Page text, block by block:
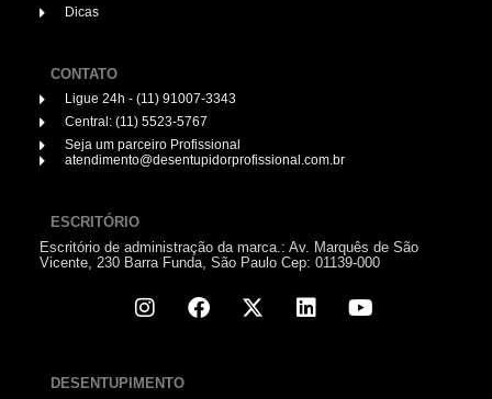
Dicas
CONTATO
Ligue 24h - (11) 91007-3343
Central: (11) 5523-5767
Seja um parceiro Profissional
atendimento@desentupidorprofissional.com.br
ESCRITÓRIO
Escritório de administração da marca.: Av. Marquês de São
Vicente, 230 Barra Funda, São Paulo Cep: 01139-000
DESENTUPIMENTO